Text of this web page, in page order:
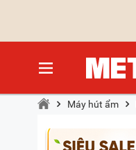
Máy hút ẩm